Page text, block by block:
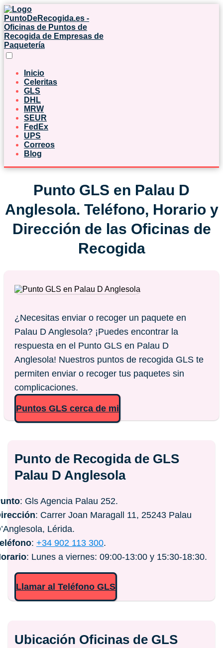
Inicio
Celeritas
GLS
DHL
MRW
SEUR
FedEx
UPS
Correos
Blog
Punto GLS en Palau D
Anglesola. Teléfono, Horario y
Dirección de las Oficinas de
Recogida
¿Necesitas enviar o recoger un paquete en
Palau D Anglesola? ¡Puedes encontrar la
respuesta en el Punto GLS en Palau D
Anglesola! Nuestros puntos de recogida GLS te
permiten enviar o recoger tus paquetes sin
complicaciones.
Puntos GLS cerca de mi
Punto de Recogida de GLS
Palau D Anglesola
: Gls Agencia Palau 252.
: Carrer Joan Maragall 11, 25243 Palau
Lérida.
: +34 902 113 300.
: Lunes a viernes: 09:00-13:00 y 15:30-18:30.
Llamar al Teléfono GLS
Ubicación Oficinas de GLS